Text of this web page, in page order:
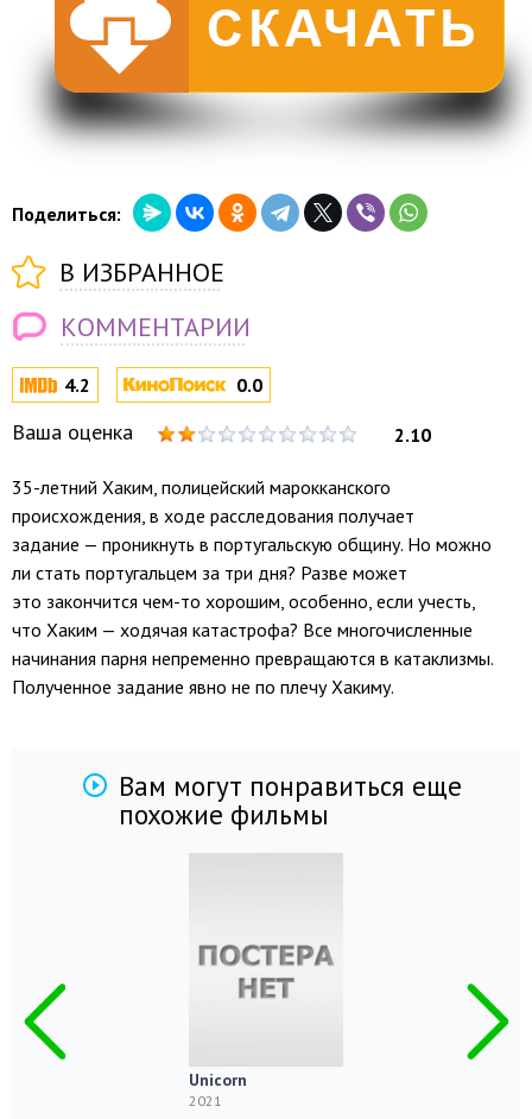
4.2 0.0
Ваша оценка 2.10
35-летний Хаким, полицейский марокканского
происхождения, в ходе расследования получает
задание — проникнуть в португальскую общину. Но можно
ли стать португальцем за три дня? Разве может
это закончится чем-то хорошим, особенно, если учесть,
что Хаким — ходячая катастрофа? Все многочисленные
начинания парня непременно превращаются в катаклизмы.
Полученное задание явно не по плечу Хакиму.
Поделиться:
В ИЗБРАННОЕ
КОММЕНТАРИИ
Вам могут понравиться еще
похожие фильмы
Unicorn
2021